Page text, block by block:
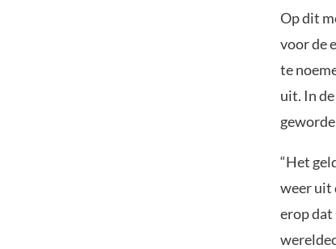
Op dit
voor de
te
uit. In
“Het
weer uit
erop dat